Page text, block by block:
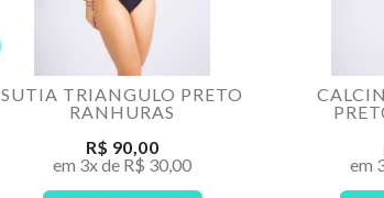
SUTIA TRIANGULO PRETO
RANHURAS
R$ 90,00
em 3x de R$ 30,00
em